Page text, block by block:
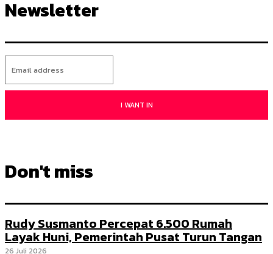
Newsletter
I WANT IN
Don't miss
Rudy Susmanto Percepat 6.500 Rumah
Layak Huni, Pemerintah Pusat Turun Tangan
26 Juli 2026